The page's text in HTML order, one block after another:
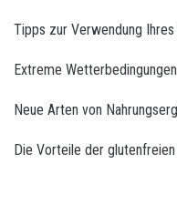
Tipps zur Verwendung
Extreme
Neue Arten von
Die Vorteile der